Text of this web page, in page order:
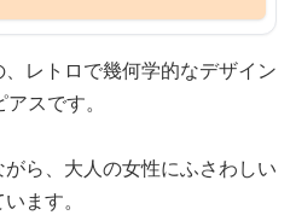
レトロで幾何学的なデザイン
スです。
ら、大人の女性にふさわしい
ます。